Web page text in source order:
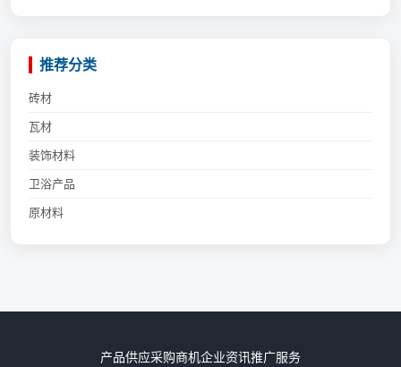
推荐分类
砖材
瓦材
装饰材料
卫浴产品
原材料
产品供应采购商机企业资讯推广服务